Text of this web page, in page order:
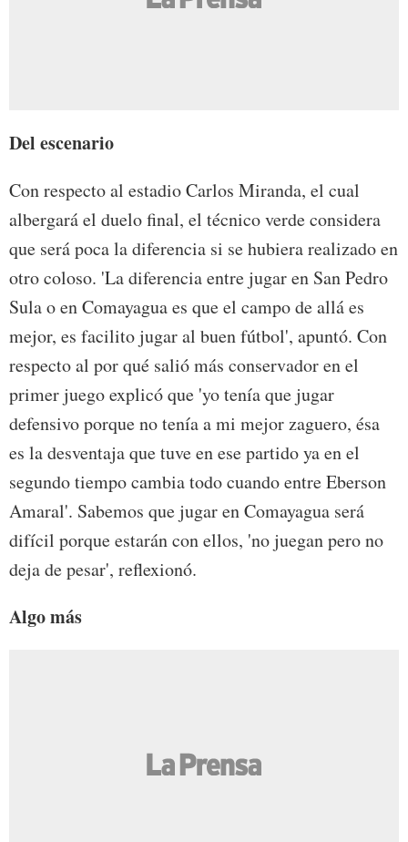
Del escenario
Con respecto al estadio Carlos Miranda, el cual
albergará el duelo final, el técnico verde considera
que será poca la diferencia si se hubiera realizado en
otro coloso. 'La diferencia entre jugar en San Pedro
Sula o en Comayagua es que el campo de allá es
mejor, es facilito jugar al buen fútbol', apuntó. Con
respecto al por qué salió más conservador en el
primer juego explicó que 'yo tenía que jugar
defensivo porque no tenía a mi mejor zaguero, ésa
es la desventaja que tuve en ese partido ya en el
segundo tiempo cambia todo cuando entre Eberson
Amaral'. Sabemos que jugar en Comayagua será
difícil porque estarán con ellos, 'no juegan pero no
deja de pesar', reflexionó.
Algo más